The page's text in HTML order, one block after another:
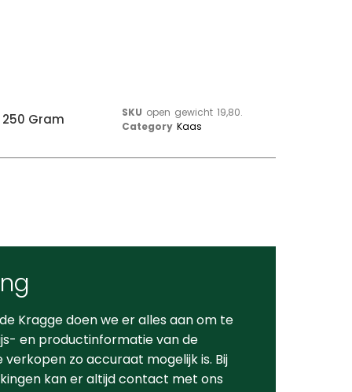
250 Gram SKU open gewicht 19,80.
Category Kaas
Kragge doen we er alles aan om te
en productinformatie van de
zo accuraat mogelijk is. Bij
kan er altijd contact met ons